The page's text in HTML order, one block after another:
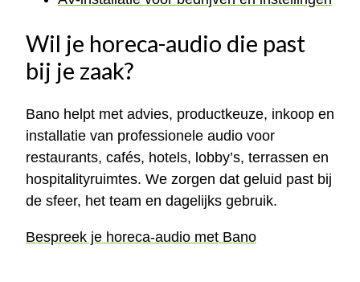
Wil je horeca-audio die past
bij je zaak?
Bano helpt met advies, productkeuze, inkoop en
installatie van professionele audio voor
restaurants, cafés, hotels, lobby’s, terrassen en
hospitalityruimtes. We zorgen dat geluid past bij
de sfeer, het team en dagelijks gebruik.
Bespreek je horeca-audio met Bano